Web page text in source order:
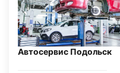
Автосервис Подольск